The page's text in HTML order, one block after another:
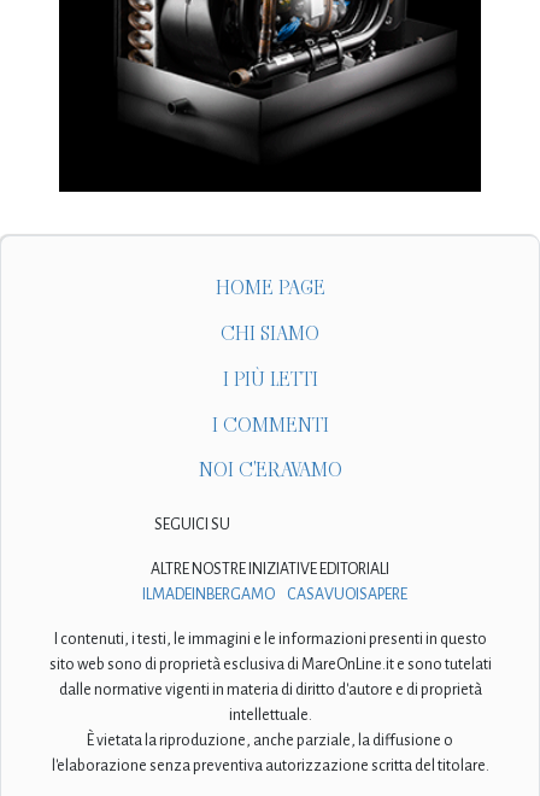
HOME PAGE
CHI SIAMO
I PIÙ LETTI
I COMMENTI
NOI C'ERAVAMO
SEGUICI SU
ALTRE NOSTRE INIZIATIVE EDITORIALI
ILMADEINBERGAMO
CASAVUOISAPERE
I contenuti, i testi, le immagini e le informazioni presenti in questo
sito web sono di proprietà esclusiva di MareOnLine.it e sono tutelati
dalle normative vigenti in materia di diritto d'autore e di proprietà
intellettuale.
È vietata la riproduzione, anche parziale, la diffusione o
l'elaborazione senza preventiva autorizzazione scritta del titolare.